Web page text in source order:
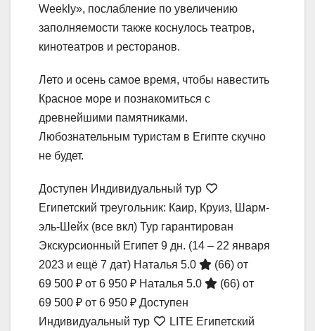
Weekly», послабление по увеличению
заполняемости также коснулось театров,
кинотеатров и ресторанов.
Лето и осень самое время, чтобы навестить
Красное море и познакомиться с
древнейшими памятниками.
Любознательным туристам в Египте скучно
не будет.
Доступен Индивидуальный тур
Египетский треугольник: Каир, Круиз, Шарм-
эль-Шейх (все вкл) Тур гарантирован
Экскурсионный Египет 9 дн. (14 – 22 января
2023 и ещё 7 дат) Наталья 5.0 (66) от
69 500 ₽ от 6 950 ₽ Наталья 5.0 (66) от
69 500 ₽ от 6 950 ₽ Доступен
Индивидуальный тур
LITE Египетский